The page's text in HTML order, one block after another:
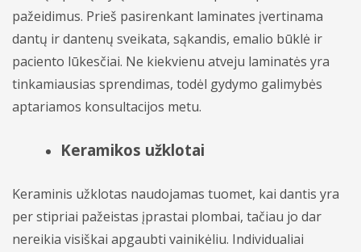
pažeidimus. Prieš pasirenkant laminates įvertinama
dantų ir dantenų sveikata, sąkandis, emalio būklė ir
paciento lūkesčiai. Ne kiekvienu atveju laminatės yra
tinkamiausias sprendimas, todėl gydymo galimybės
aptariamos konsultacijos metu.
Keramikos užklotai
Keraminis užklotas naudojamas tuomet, kai dantis yra
per stipriai pažeistas įprastai plombai, tačiau jo dar
nereikia visiškai apgaubti vainikėliu. Individualiai